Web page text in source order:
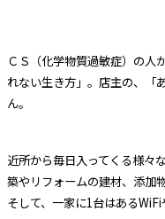
ＣＳ（化学物質過敏症）の人
れない生き方」。店主の、「
ん。
近所から毎日入ってくる様々
築やリフォームの建材、添加
そして、一家に1台はある